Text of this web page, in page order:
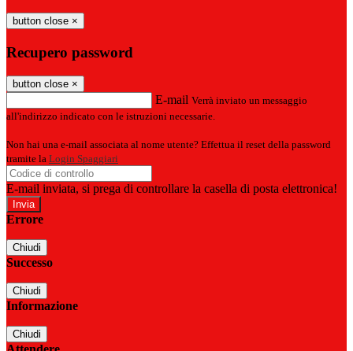
button close ×
Recupero password
button close ×
E-mail Verrà inviato un messaggio
all'indirizzo indicato con le istruzioni necessarie.
Non hai una e-mail associata al nome utente? Effettua il reset della password
tramite la Login Spaggiari
E-mail inviata, si prega di controllare la casella di posta elettronica!
Errore
Chiudi
Successo
Chiudi
Informazione
Chiudi